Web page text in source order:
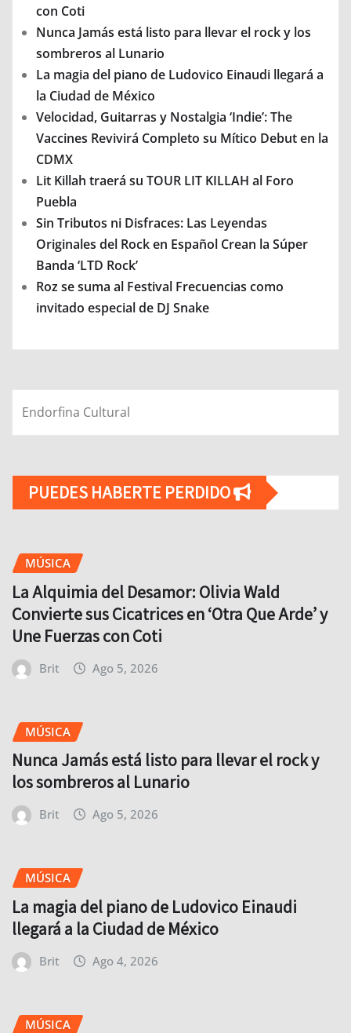
con Coti
Nunca Jamás está listo para llevar el rock y los
sombreros al Lunario
La magia del piano de Ludovico Einaudi llegará a
la Ciudad de México
Velocidad, Guitarras y Nostalgia ‘Indie’: The
Vaccines Revivirá Completo su Mítico Debut en la
CDMX
Lit Killah traerá su TOUR LIT KILLAH al Foro
Puebla
Sin Tributos ni Disfraces: Las Leyendas
Originales del Rock en Español Crean la Súper
Banda ‘LTD Rock’
Roz se suma al Festival Frecuencias como
invitado especial de DJ Snake
Endorfina Cultural
PUEDES HABERTE PERDIDO
MÚSICA
La Alquimia del Desamor: Olivia Wald
Convierte sus Cicatrices en ‘Otra Que Arde’ y
Une Fuerzas con Coti
Brit Ago 5, 2026
MÚSICA
Nunca Jamás está listo para llevar el rock y
los sombreros al Lunario
Brit Ago 5, 2026
MÚSICA
La magia del piano de Ludovico Einaudi
llegará a la Ciudad de México
Brit Ago 4, 2026
MÚSICA